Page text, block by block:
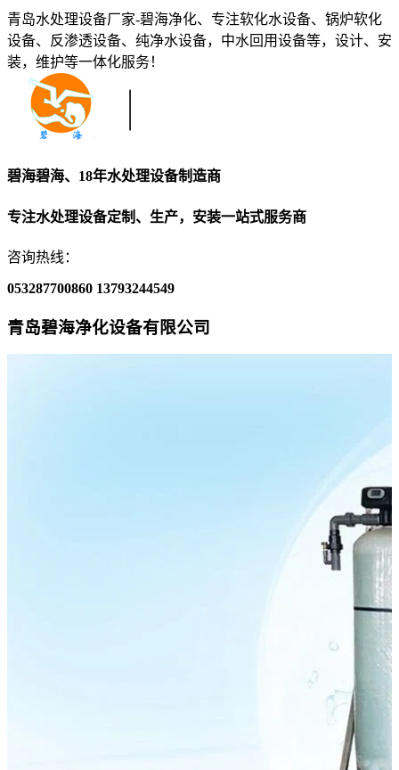
青岛水处理设备厂家-碧海净化、专注软化水设备、锅炉软化
设备、反渗透设备、纯净水设备，中水回用设备等，设计、安
装，维护等一体化服务！
碧海碧海、18年水处理设备制造商
专注水处理设备定制、生产，安装一站式服务商
咨询热线：
053287700860 13793244549
青岛碧海净化设备有限公司